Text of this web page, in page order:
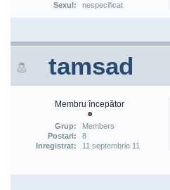
Sexul:
nespecificat
tamsad
Membru începător
Grup:
Members
Postari:
8
Inregistrat:
11 septembrie 11